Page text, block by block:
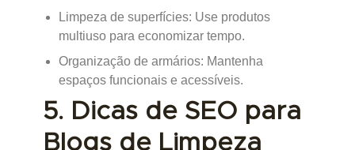
Limpeza de superfícies: Use produtos
multiuso para economizar tempo.
Organização de armários: Mantenha
espaços funcionais e acessíveis.
5. Dicas de SEO para
Blogs de Limpeza